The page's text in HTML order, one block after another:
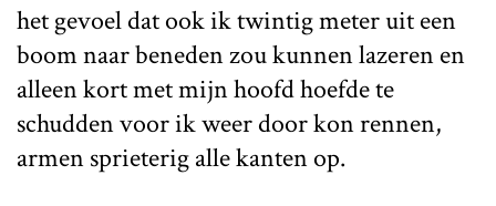
het gevoel dat ook ik twintig meter uit een
boom naar beneden zou kunnen lazeren en
alleen kort met mijn hoofd hoefde te
schudden voor ik weer door kon rennen,
armen sprieterig alle kanten op.